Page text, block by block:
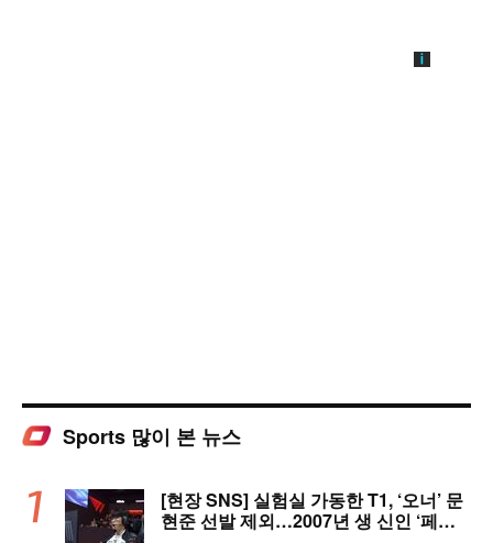
Sports 많이 본 뉴스
[현장 SNS] 실험실 가동한 T1, ‘오너’ 문
현준 선발 제외…2007년 생 신인 ‘페인